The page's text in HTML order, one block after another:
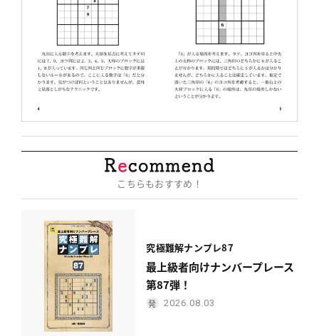
こちらもおすすめ！
究極難解ナンプレ87
最上級者向けナンバープレース
第87弾！
2026.08.03